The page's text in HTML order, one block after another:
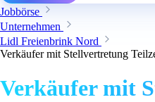
Jobbörse
Unternehmen
Lidl Freienbrink Nord
Verkäufer mit Stellvertretung
Verkäufer mit